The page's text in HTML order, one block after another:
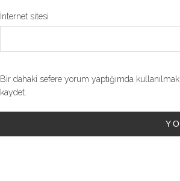
İnternet sitesi
Bir dahaki sefere yorum yaptığımda
kaydet.